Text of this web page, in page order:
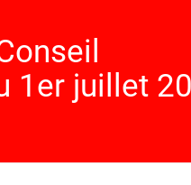
1er juillet